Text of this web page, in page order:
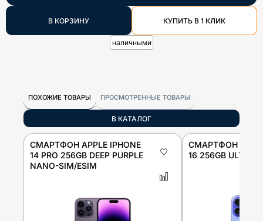
В КОРЗИНУ КУПИТЬ В 1 КЛИК
наличными
ПОХОЖИЕ ТОВАРЫ ПРОСМОТРЕННЫЕ ТОВАРЫ
В КАТАЛОГ
СМАРТФОН APPLE IPHONE
14 PRO 256GB DEEP PURPLE
NANO-SIM/ESIM
СМАРТФОН
16 256GB